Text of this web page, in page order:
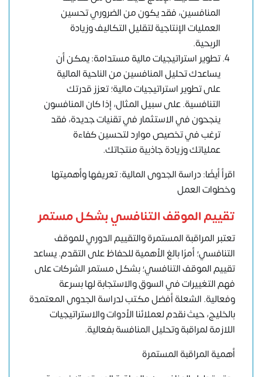
المنافسين، فقد يكون من الضروري تحسين
العمليات الإنتاجية لتقليل التكاليف وزيادة
الربحية.
تطوير استراتيجيات مالية مستدامة: يمكن أن
يساعدك تحليل المنافسين من الناحية المالية
على تطوير استراتيجيات مالية؛ تعزز قدرتك
التنافسية. على سبيل المثال، إذا كان المنافسون
ينجحون في الاستثمار في تقنيات جديدة، فقد
ترغب في تخصيص موارد لتحسين كفاءة
عملياتك وزيادة جاذبية منتجاتك.
اقرأ أيضًا: دراسة الجدوى المالية: تعريفها وأهميتها
وخطوات العمل
تقييم الموقف التنافسي بشكل مستمر
تعتبر المراقبة المستمرة والتقييم الدوري للموقف
التنافسي؛ أمرًا بالغ الأهمية للحفاظ على التقدم. يساعد
تقييم الموقف التنافسي؛ بشكل مستمر الشركات على
فهم التغييرات في السوق والاستجابة لها بسرعة
وفعالية. الشعلةأفضل مكتب لدراسة الجدوى المعتمدة
بالخليج، حيث نقدم لعملائنا الأدوات والاستراتيجيات
اللازمة لمراقبة وتحليل المنافسة بفعالية.
أهمية المراقبة المستمرة